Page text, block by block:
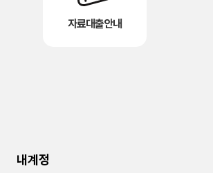
자료대출안내
내계정